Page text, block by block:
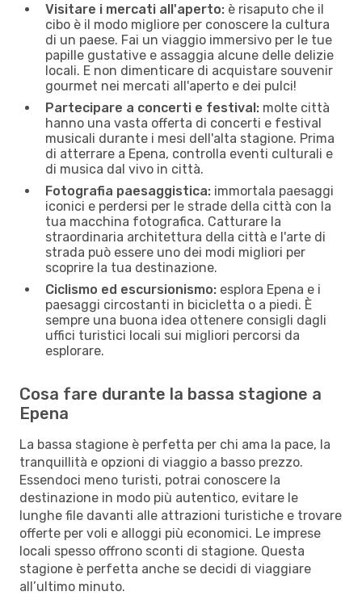
Visitare i mercati all'aperto: è risaputo che il
cibo è il modo migliore per conoscere la cultura
di un paese. Fai un viaggio immersivo per le tue
papille gustative e assaggia alcune delle delizie
locali. E non dimenticare di acquistare souvenir
gourmet nei mercati all'aperto e dei pulci!
Partecipare a concerti e festival: molte città
hanno una vasta offerta di concerti e festival
musicali durante i mesi dell'alta stagione. Prima
di atterrare a Epena, controlla eventi culturali e
di musica dal vivo in città.
Fotografia paesaggistica: immortala paesaggi
iconici e perdersi per le strade della città con la
tua macchina fotografica. Catturare la
straordinaria architettura della città e l'arte di
strada può essere uno dei modi migliori per
scoprire la tua destinazione.
Ciclismo ed escursionismo: esplora Epena e i
paesaggi circostanti in bicicletta o a piedi. È
sempre una buona idea ottenere consigli dagli
uffici turistici locali sui migliori percorsi da
esplorare.
Cosa fare durante la bassa stagione a
Epena
La bassa stagione è perfetta per chi ama la pace, la
tranquillità e opzioni di viaggio a basso prezzo.
Essendoci meno turisti, potrai conoscere la
destinazione in modo più autentico, evitare le
lunghe file davanti alle attrazioni turistiche e trovare
offerte per voli e alloggi più economici. Le imprese
locali spesso offrono sconti di stagione. Questa
stagione è perfetta anche se decidi di viaggiare
all’ultimo minuto.